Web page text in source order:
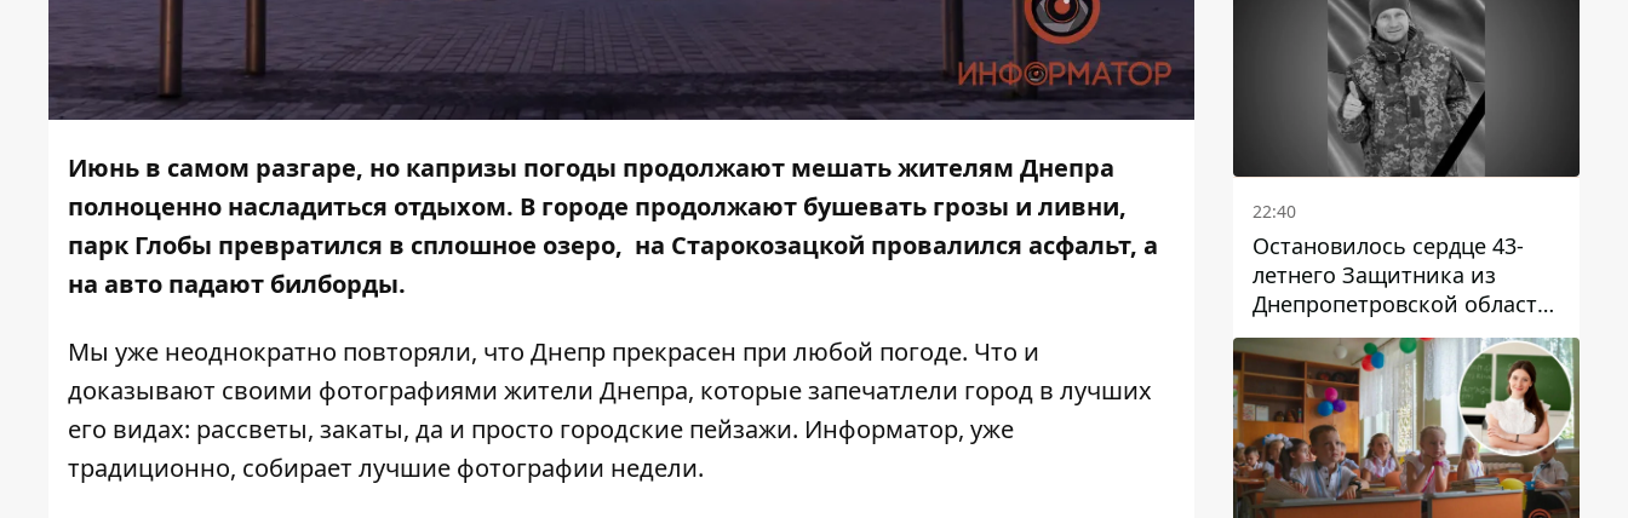
Июнь в самом разгаре, но капризы погоды продолжают мешать жителям Днепра
полноценно насладиться отдыхом. В городе продолжают бушевать грозы и ливни,
парк Глобы превратился в сплошное озеро, на Старокозацкой провалился асфальт, а
на авто падают билборды.
Мы уже неоднократно повторяли, что Днепр прекрасен при любой погоде. Что и
доказывают своими фотографиями жители Днепра, которые запечатлели город в лучших
его видах: рассветы, закаты, да и просто городские пейзажи. Информатор, уже
традиционно, собирает лучшие фотографии недели.
22:40
Остановилось сердце 43-
летнего Защитника из
Днепропетровской области
Евгения Зинченко